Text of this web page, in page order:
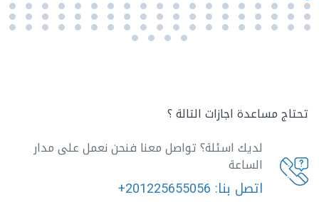
تحتاج مساعدة اجازات التالة ؟
لديك اسئلة؟ تواصل معنا فنحن نعمل على مدار
الساعة
اتصل بنا: +201225655056